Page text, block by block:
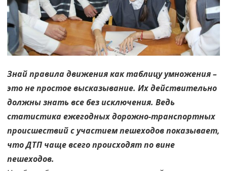
умножения!
Знай правила движения как таблицу умножения –
это не простое высказывание. Их действительно
должны знать все без исключения. Ведь
статистика ежегодных дорожно-транспортных
происшествий с участием пешеходов показывает,
что ДТП чаще всего происходят по вине
пешеходов.